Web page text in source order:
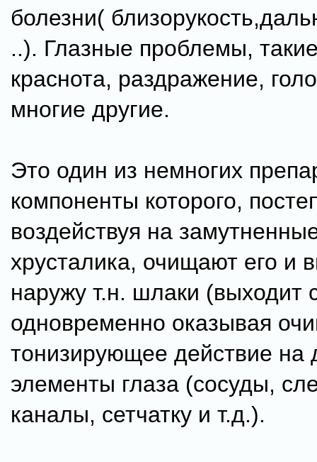
болезни(
..). Глазные проблемы,
краснота, раздражение,
многие другие.
Это один из немногих
компоненты которого,
воздействуя на
хрусталика, очищают его и
наружу т.н. шлаки (выходит
одновременно оказывая
тонизирующее действие на
элементы глаза (сосуды,
каналы, сетчатку и т.д.).